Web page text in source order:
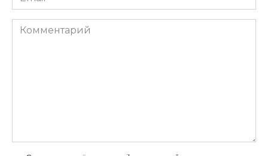
*
Комментарий